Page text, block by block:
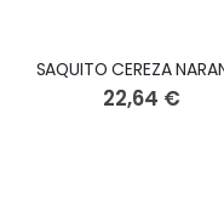
SAQUITO CEREZA
22,64 €